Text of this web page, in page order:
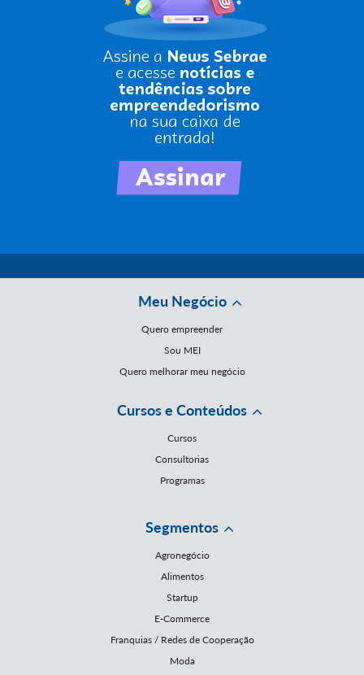
Meu Negócio
Quero empreender
Sou MEI
Quero melhorar meu negócio
Cursos e Conteúdos
Cursos
Consultorias
Programas
Segmentos
Agronegócio
Alimentos
Startup
E-Commerce
Franquias / Redes de Cooperação
Moda